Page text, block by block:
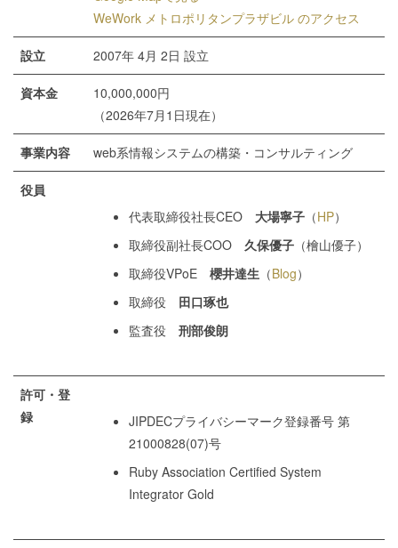
WeWork メトロポリタンプラザビル のアクセス
設立 2007年 4月 2日 設立
資本金
10,000,000円
（2026年7月1日現在）
事業内容 web系情報システムの構築・コンサルティング
役員
代表取締役社長CEO 大場寧子 （HP）
取締役副社長COO 久保優子 （檜山優子）
取締役VPoE 櫻井達生 （Blog）
取締役 田口琢也
監査役 刑部俊朗
許可・登
録
JIPDECプライバシーマーク登録番号 第
21000828(07)号
Ruby Association Certified System
Integrator Gold